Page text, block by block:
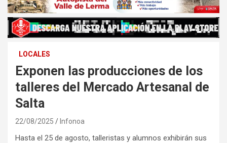
LOCALES
Exponen las producciones de los
talleres del Mercado Artesanal de
Salta
22/08/2025 Infonoa
Hasta el 25 de agosto, talleristas y alumnos exhibirán sus